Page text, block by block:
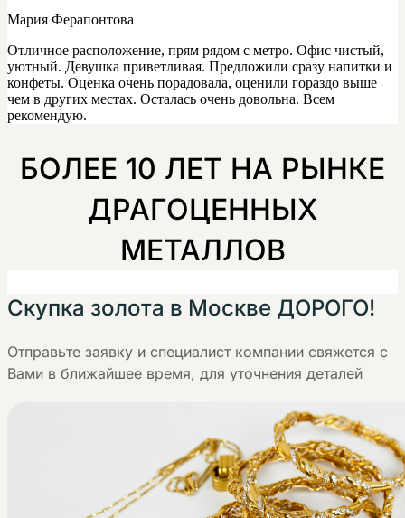
Мария Ферапонтова
Отличное расположение, прям рядом с метро. Офис чистый,
уютный. Девушка приветливая. Предложили сразу напитки и
конфеты. Оценка очень порадовала, оценили гораздо выше
чем в других местах. Осталась очень довольна. Всем
рекомендую.
БОЛЕЕ 10 ЛЕТ НА РЫНКЕ
ДРАГОЦЕННЫХ
МЕТАЛЛОВ
Скупка золота в Москве ДОРОГО!
Отправьте заявку и специалист компании свяжется с
Вами в ближайшее время, для уточнения деталей